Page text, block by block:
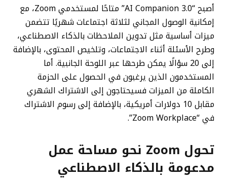
أصبح “AI Companion 3.0” متاحًا لمستخدمي Zoom، مع
إمكانية الوصول المجاني لثلاثة اجتماعات شهريًا تتضمن
ميزات أساسية مثل تدوين الملاحظات بالذكاء الاصطناعي،
وطرح الأسئلة أثناء الاجتماعات، وتلخيص المحتوى، بالإضافة
إلى 20 سؤالًا يمكن طرحها عبر اللوحة الجانبية. أما
المستخدمون الذين يرغبون في الحصول على الحزمة
الكاملة من الميزات فسيحتاجون إلى الاشتراك الشهري
مقابل 10 دولارات أمريكية، بالإضافة إلى رسوم الاشتراك
في “Zoom Workplace”.
تحول Zoom نحو مساحة عمل
مدعومة بالذكاء الاصطناعي